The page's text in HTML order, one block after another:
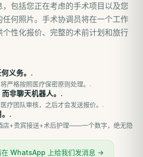
包括您正在考虑的手术项目以及您
何照片。手术协调员将在一个工作
个性化报价、完整的术前计划和旅行
义务。.
严格按照医疗保密原则处理。.
非聊天机器人。.
疗团队审核，之后才会发送报价。.
。.
店+贵宾接送+术后护理——一个数字，绝无隐
在 WhatsApp 上给我们发消息 →